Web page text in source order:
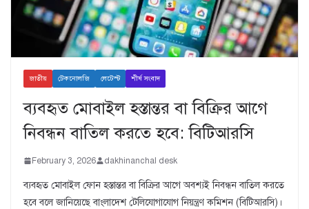
জাতীয় টেকনোলজি লেটেস্ট শীর্ষ সংবাদ
ব্যবহৃত মোবাইল হস্তান্তর বা বিক্রির আগে
নিবন্ধন বাতিল করতে হবে: বিটিআরসি
February 3, 2026 dakhinanchal desk
ব্যবহৃত মোবাইল ফোন হস্তান্তর বা বিক্রির আগে অবশ্যই নিবন্ধন বাতিল করতে
হবে বলে জানিয়েছে বাংলাদেশ টেলিযোগাযোগ নিয়ন্ত্রণ কমিশন (বিটিআরসি)।